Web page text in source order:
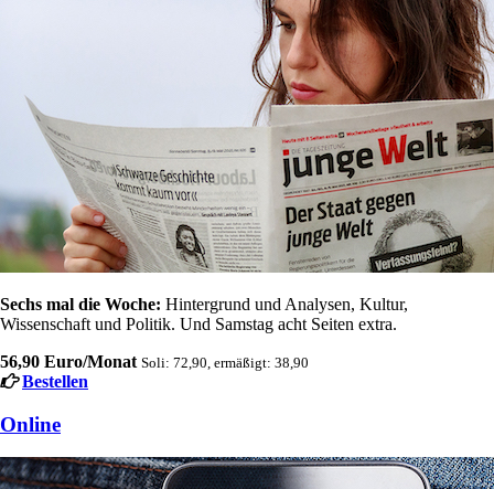
Sechs mal die Woche: Hintergrund und Analysen, Kultur,
Wissenschaft und Politik. Und Samstag acht Seiten extra.
56,90 Euro/Monat Soli: 72,90, ermäßigt: 38,90
Bestellen
Online